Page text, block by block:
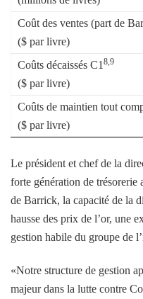
Coût des ventes (part de
($ par livre)
Coûts décaissés C1 8,9
($ par livre)
Coûts de maintien tout
($ par livre)
Le président et chef de la
forte génération de trésorerie
de Barrick, la capacité de la
hausse des prix de l’or, une
gestion habile du groupe de
«Notre structure de gestion
majeur dans la lutte contre